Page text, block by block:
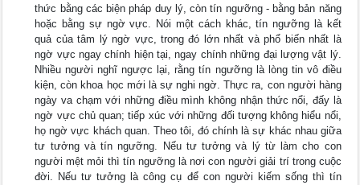
thức bằng các biện pháp duy lý, còn tín ngưỡng - bằng bản năng
hoặc bằng sự ngờ vực. Nói một cách khác, tín ngưỡng là kết
quả của tâm lý ngờ vực, trong đó lớn nhất và phổ biến nhất là
ngờ vực ngay chính hiện tại, ngay chính những đại lượng vật lý.
Nhiều người nghĩ ngược lại, rằng tín ngưỡng là lòng tin vô điều
kiện, còn khoa học mới là sự nghi ngờ. Thực ra, con người hàng
ngày va chạm với những điều mình không nhận thức nổi, đấy là
ngờ vực chủ quan; tiếp xúc với những đối tượng không hiểu nổi,
họ ngờ vực khách quan. Theo tôi, đó chính là sự khác nhau giữa
tư tưởng và tín ngưỡng. Nếu tư tưởng và lý từ làm cho con
người mệt mỏi thì tín ngưỡng là nơi con người giải trí trong cuộc
đời. Nếu tư tưởng là công cụ để con người kiếm sống thì tín